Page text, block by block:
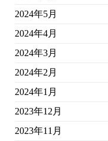
2024年5月
2024年4月
2024年3月
2024年2月
2024年1月
2023年12月
2023年11月